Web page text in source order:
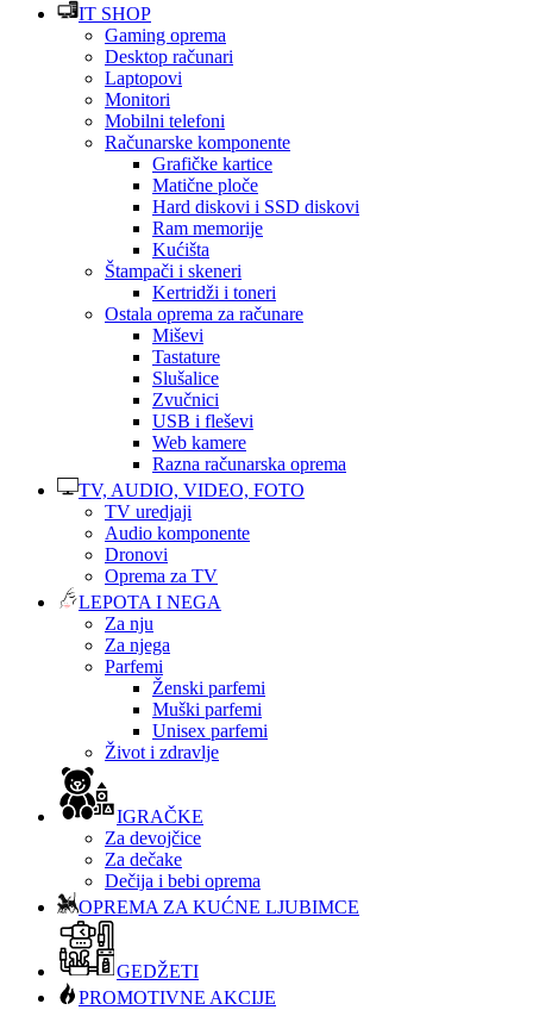
IT SHOP
Gaming oprema
Desktop računari
Laptopovi
Monitori
Mobilni telefoni
Računarske komponente
Grafičke kartice
Matične ploče
Hard diskovi i SSD diskovi
Ram memorije
Kućišta
Štampači i skeneri
Kertridži i toneri
Ostala oprema za računare
Miševi
Tastature
Slušalice
Zvučnici
USB i fleševi
Web kamere
Razna računarska oprema
TV, AUDIO, VIDEO, FOTO
TV uredjaji
Audio komponente
Dronovi
Oprema za TV
LEPOTA I NEGA
Za nju
Za njega
Parfemi
Ženski parfemi
Muški parfemi
Unisex parfemi
Život i zdravlje
IGRAČKE
Za devojčice
Za dečake
Dečija i bebi oprema
OPREMA ZA KUĆNE LJUBIMCE
GEDŽETI
PROMOTIVNE AKCIJE